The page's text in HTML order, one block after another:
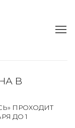
В
ПРОХОДИТ
ДО 1